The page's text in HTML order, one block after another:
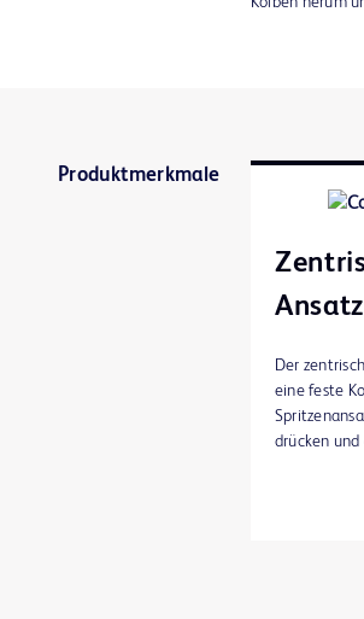
Produktmerkmale
Ansatz
Der
eine feste
drücken und